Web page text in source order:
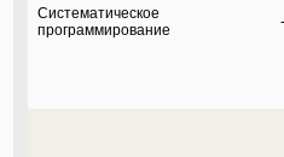
Систематическое
программирование
-